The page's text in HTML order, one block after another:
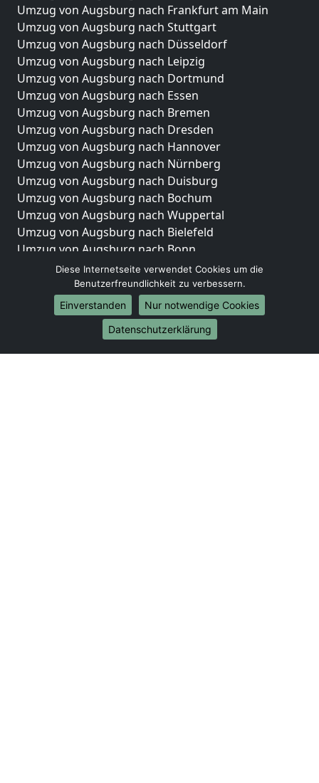
Umzug von Augsburg nach Frankfurt am Main
Umzug von Augsburg nach Stuttgart
Umzug von Augsburg nach Düsseldorf
Umzug von Augsburg nach Leipzig
Umzug von Augsburg nach Dortmund
Umzug von Augsburg nach Essen
Umzug von Augsburg nach Bremen
Umzug von Augsburg nach Dresden
Umzug von Augsburg nach Hannover
Umzug von Augsburg nach Nürnberg
Umzug von Augsburg nach Duisburg
Umzug von Augsburg nach Bochum
Umzug von Augsburg nach Wuppertal
Umzug von Augsburg nach Bielefeld
Umzug von Augsburg nach Bonn
Umzug von Augsburg nach Münster
Internationale-Umzüge
Umzug von Augsburg nach Brasilien
Umzug von Augsburg nach Brunei Darussalam
Umzug von Augsburg nach Burkina Faso
Diese Internetseite verwendet Cookies um die
Benutzerfreundlichkeit zu verbessern.
Einverstanden
Nur notwendige Cookies
Datenschutzerklärung